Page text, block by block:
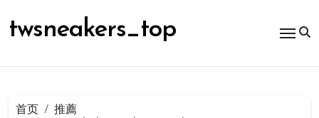
容
twsneakers_top
首页
推薦